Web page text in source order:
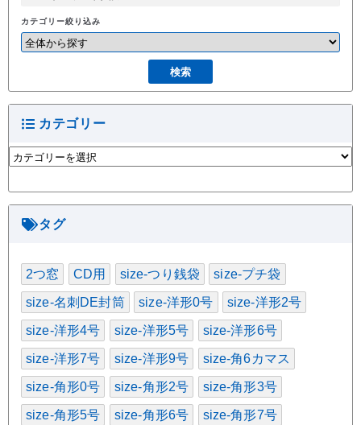
カテゴリー絞り込み
カテゴリー
カ
テ
タグ
2つ窓 CD用 size-つり銭袋 size-プチ袋
size-名刺DE封筒 size-洋形0号 size-洋形2号
size-洋形4号 size-洋形5号 size-洋形6号
size-洋形7号 size-洋形9号 size-角6カマス
size-角形0号 size-角形2号 size-角形3号
size-角形5号 size-角形6号 size-角形7号